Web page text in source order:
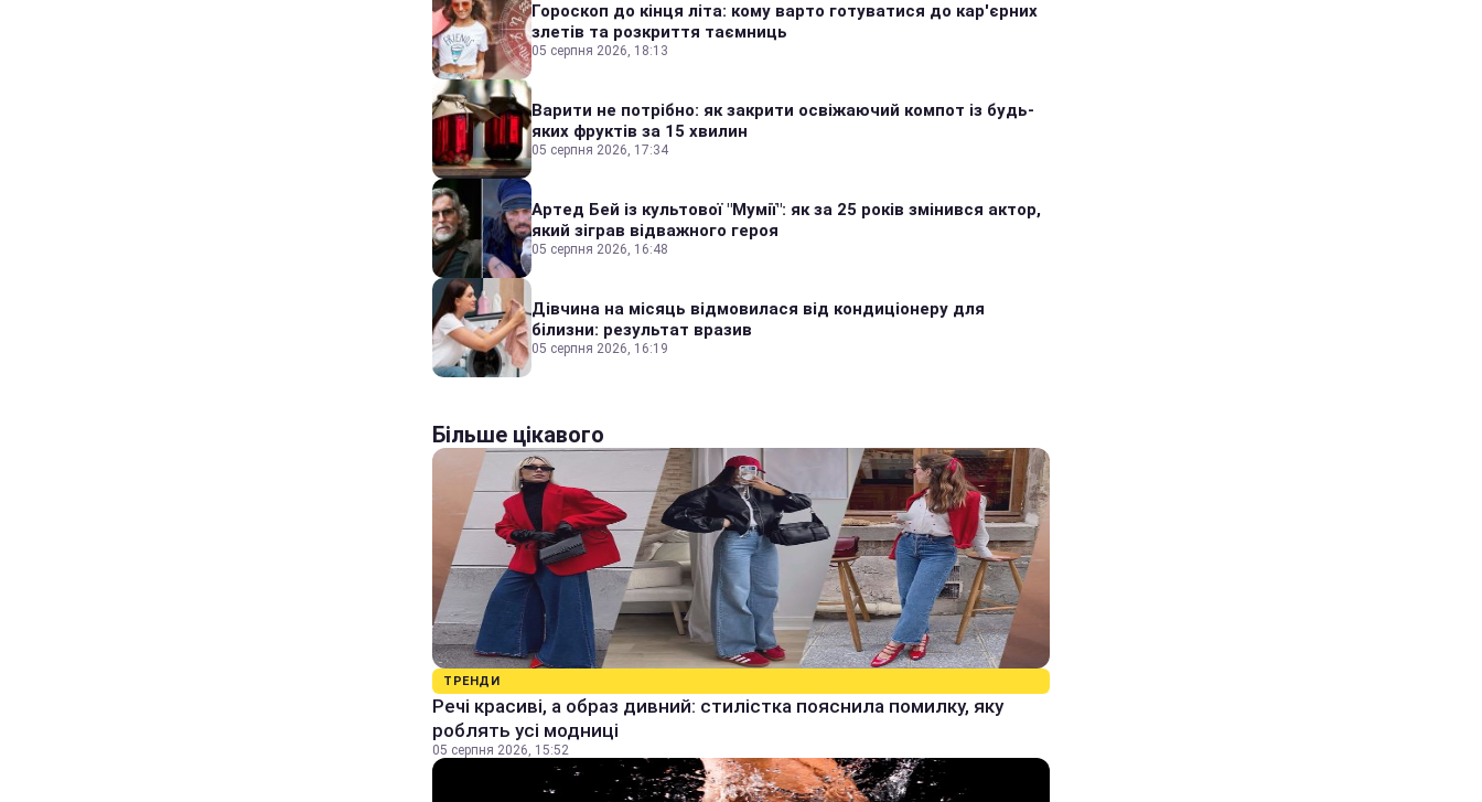
Гороскоп до кінця літа: кому варто готуватися до кар'єрних
злетів та розкриття таємниць
05 серпня 2026, 18:13
Варити не потрібно: як закрити освіжаючий компот із будь-
яких фруктів за 15 хвилин
05 серпня 2026, 17:34
Артед Бей із культової "Мумії": як за 25 років змінився актор,
який зіграв відважного героя
05 серпня 2026, 16:48
Дівчина на місяць відмовилася від кондиціонеру для
білизни: результат вразив
05 серпня 2026, 16:19
Більше цікавого
ТРЕНДИ
Речі красиві, а образ дивний: стилістка пояснила помилку, яку
роблять усі модниці
05 серпня 2026, 15:52